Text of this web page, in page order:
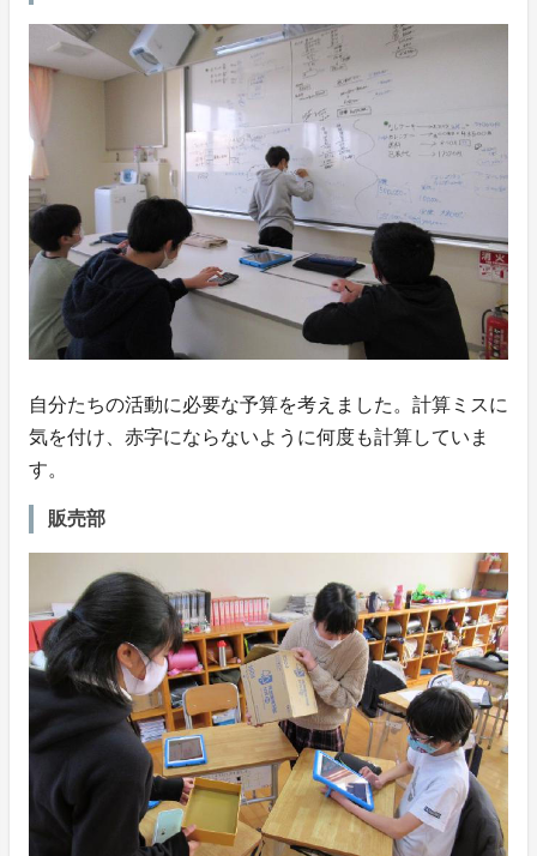
自分たちの活動に必要な予算を考えました。計算ミスに
気を付け、赤字にならないように何度も計算していま
す。
販売部